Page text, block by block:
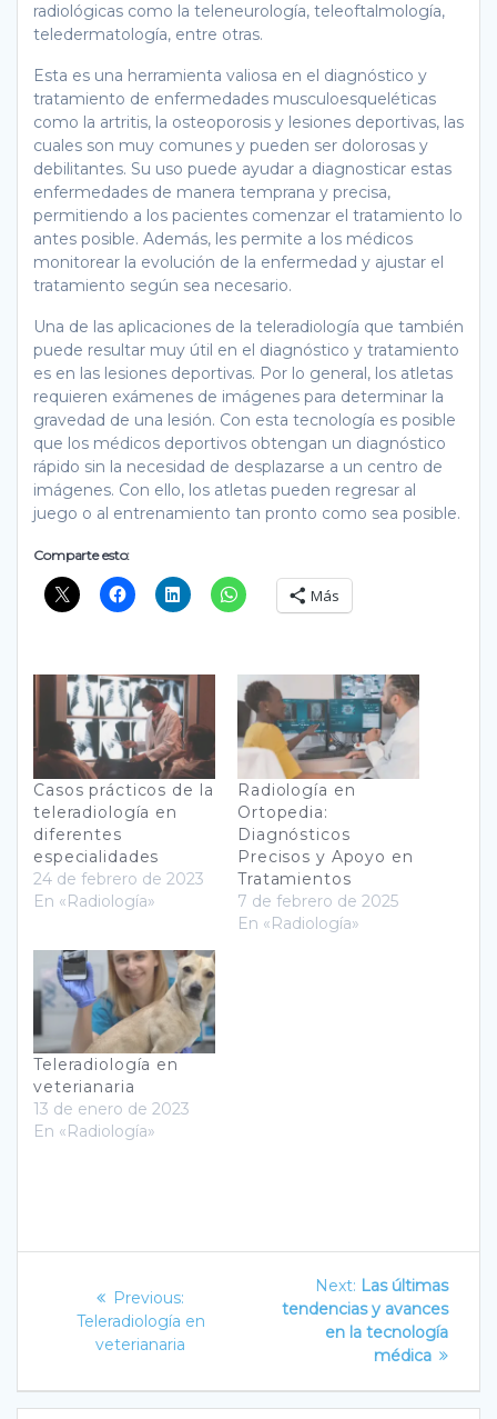
radiológicas como la teleneurología, teleoftalmología,
teledermatología, entre otras.
Esta es una herramienta valiosa en el diagnóstico y
tratamiento de enfermedades musculoesqueléticas
como la artritis, la osteoporosis y lesiones deportivas, las
cuales son muy comunes y pueden ser dolorosas y
debilitantes. Su uso puede ayudar a diagnosticar estas
enfermedades de manera temprana y precisa,
permitiendo a los pacientes comenzar el tratamiento lo
antes posible. Además, les permite a los médicos
monitorear la evolución de la enfermedad y ajustar el
tratamiento según sea necesario.
Una de las aplicaciones de la teleradiología que también
puede resultar muy útil en el diagnóstico y tratamiento
es en las lesiones deportivas. Por lo general, los atletas
requieren exámenes de imágenes para determinar la
gravedad de una lesión. Con esta tecnología es posible
que los médicos deportivos obtengan un diagnóstico
rápido sin la necesidad de desplazarse a un centro de
imágenes. Con ello, los atletas pueden regresar al
juego o al entrenamiento tan pronto como sea posible.
Comparte esto:
Más
Casos prácticos de la
teleradiología en
diferentes
especialidades
24 de febrero de 2023
En «Radiología»
Radiología en
Ortopedia:
Diagnósticos
Precisos y Apoyo en
Tratamientos
7 de febrero de 2025
En «Radiología»
Teleradiología en
veterianaria
13 de enero de 2023
En «Radiología»
Previous:
post:
Teleradiología en
veterianaria
Next: Next
post:
Las últimas
tendencias y avances
en la tecnología
médica